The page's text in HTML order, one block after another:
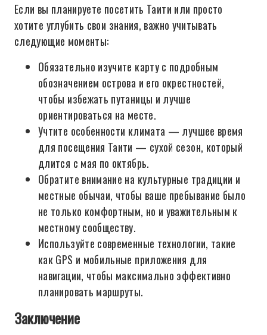
Если вы планируете посетить Таити или просто
хотите углубить свои знания, важно учитывать
следующие моменты:
Обязательно изучите карту с подробным
обозначением острова и его окрестностей,
чтобы избежать путаницы и лучше
ориентироваться на месте.
Учтите особенности климата — лучшее время
для посещения Таити — сухой сезон, который
длится с мая по октябрь.
Обратите внимание на культурные традиции и
местные обычаи, чтобы ваше пребывание было
не только комфортным, но и уважительным к
местному сообществу.
Используйте современные технологии, такие
как GPS и мобильные приложения для
навигации, чтобы максимально эффективно
планировать маршруты.
Заключение